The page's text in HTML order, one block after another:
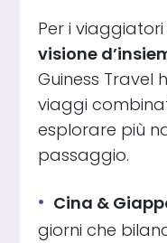
Per i
visione
Guiness Travel
viaggi
esplorare più
passaggio.
Cina &
giorni che